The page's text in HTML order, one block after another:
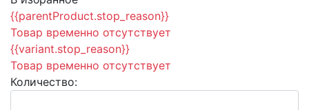
{{parentProduct.stop_reason}}
Товар временно отсутствует
{{variant.stop_reason}}
Товар временно отсутствует
Количество: